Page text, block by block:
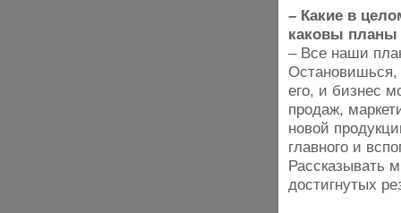
– Какие в
каковы
– Все наши
Остановишься,
его, и бизнес
продаж,
новой
главного и
Рассказывать
достигнутых